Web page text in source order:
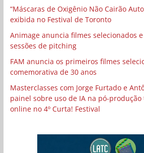
“Máscaras de Oxigênio Não Cairão
exibida no Festival de Toronto
Animage anuncia filmes selecionados
sessões de pitching
FAM anuncia os primeiros filmes
comemorativa de 30 anos
Masterclasses com Jorge Furtado e
painel sobre uso de IA na pó-
online no 4º Curta! Festival